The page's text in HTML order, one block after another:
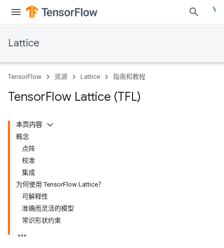
Lattice
TensorFlow 资源 Lattice 指南和教程
TensorFlow Lattice (TFL)
本页内容
概念
点阵
校准
集成
为何使用 TensorFlow Lattice？
可解释性
准确而灵活的模型
常识形状约束